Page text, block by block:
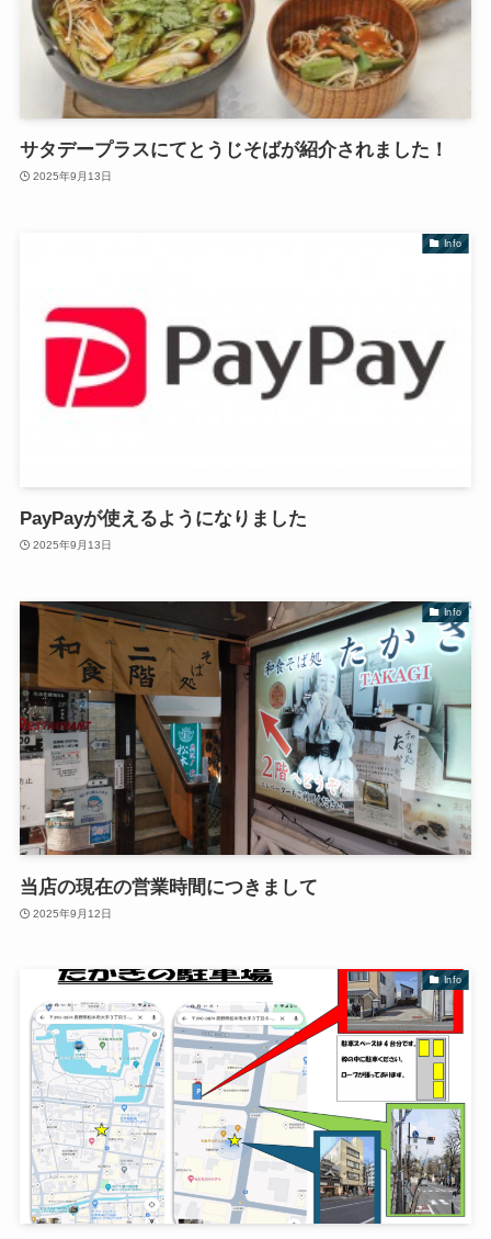
サタデープラスにてとうじそばが紹介されました！
2025年9月13日
Info
PayPayが使えるようになりました
2025年9月13日
Info
当店の現在の営業時間につきまして
2025年9月12日
Info